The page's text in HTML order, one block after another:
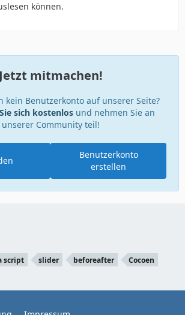
können.
Jetzt mitmachen!
kein Benutzerkonto auf unserer Seite?
sich kostenlosund nehmen Sie an
unserer Community teil!
Benutzerkonto
erstellen
script slider beforeafter Cocoen